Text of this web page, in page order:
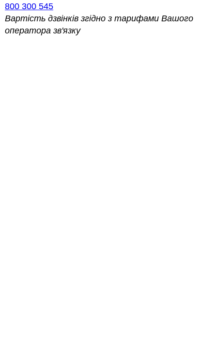
800 300 545
Вартість дзвінків згідно з тарифами Вашого
оператора зв'язку